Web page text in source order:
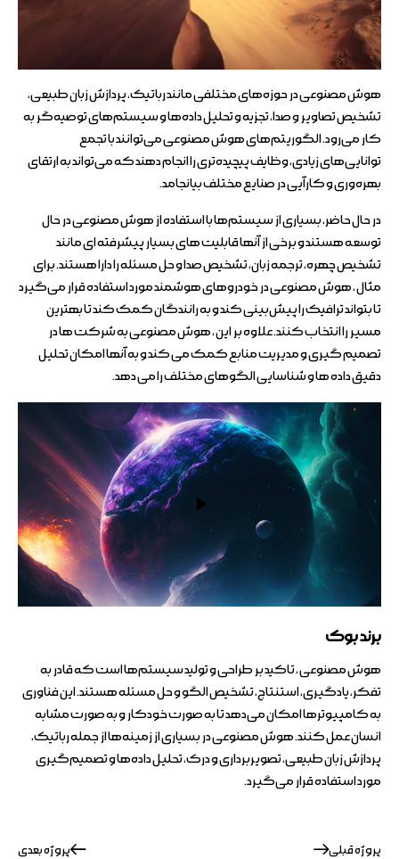
هوش مصنوعی در حوزه‌های مختلفی مانند رباتیک، پردازش زبان طبیعی،
تشخیص تصاویر و صدا، تجزیه و تحلیل داده‌ها و سیستم‌های توصیه‌گر به
کار می‌رود. الگوریتم‌های هوش مصنوعی می‌توانند با تجمع
توانایی‌های زیادی، وظایف پیچیده‌تری را انجام دهند که می‌تواند به ارتقای
بهره‌وری و کارآیی در صنایع مختلف بیانجامد.
در حال حاضر، بسیاری از سیستم‌ها با استفاده از هوش مصنوعی در حال
توسعه هستند و برخی از آنها قابلیت های بسیار پیشرفته ای مانند
تشخیص چهره، ترجمه زبان، تشخیص صدا و حل مسئله را دارا هستند. برای
مثال ، هوش مصنوعی در خودروهای هوشمند مورد استفاده قرار می‌گیرد
تا بتواند ترافیک را پیش‌بینی کند و به رانندگان کمک کند تا بهترین
مسیر را انتخاب کنند. علاوه بر این ، هوش مصنوعی به شرکت ها در
تصمیم گیری و مدیریت منابع کمک می کند و به آنها امکان تحلیل
دقیق داده ها و شناسایی الگوهای مختلف را می دهد.
برند بوک
هوش مصنوعی ، تاکید بر طراحی و تولید سیستم‌ها است که قادر به
تفکر، یادگیری، استنتاج، تشخیص الگو و حل مسئله هستند. این فناوری
به کامپیوترها امکان می‌دهد تا به صورت خودکار و به صورت مشابه
انسان عمل کنند. هوش مصنوعی در بسیاری از زمینه‌ها از جمله رباتیک،
پردازش زبان طبیعی، تصویربرداری و درک، تحلیل داده‌ها و تصمیم‌گیری
مورد استفاده قرار می‌گیرد.
پروژه قبلی پروژه بعدی